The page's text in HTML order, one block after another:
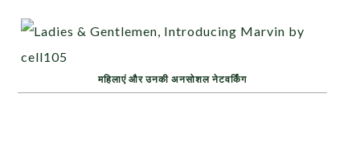
महिलाएं और उनकी अनसोशल नेटवर्किंग